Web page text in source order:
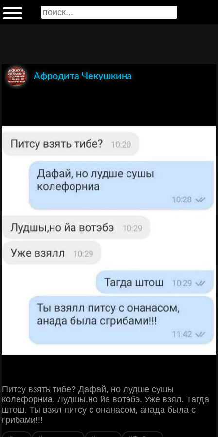
Афродита Чекушкина
Питсу взять тибе? Дафай, но лудше сушы
колефорниа. Лудшы,но йа вотэбэ. Уже взял. Тагда
штош. Ты взял питсу с онанасом, анада была с
грибами!!!